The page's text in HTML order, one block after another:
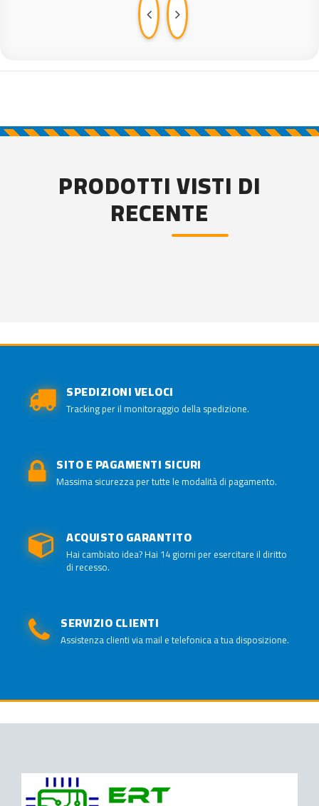
PRODOTTI VISTI DI
RECENTE
SPEDIZIONI VELOCI
Tracking per il monitoraggio della spedizione.
SITO E PAGAMENTI SICURI
Massima sicurezza per tutte le modalità di pagamento.
ACQUISTO GARANTITO
Hai cambiato idea? Hai 14 giorni per esercitare il diritto
di recesso.
SERVIZIO CLIENTI
Assistenza clienti via mail e telefonica a tua disposizione.